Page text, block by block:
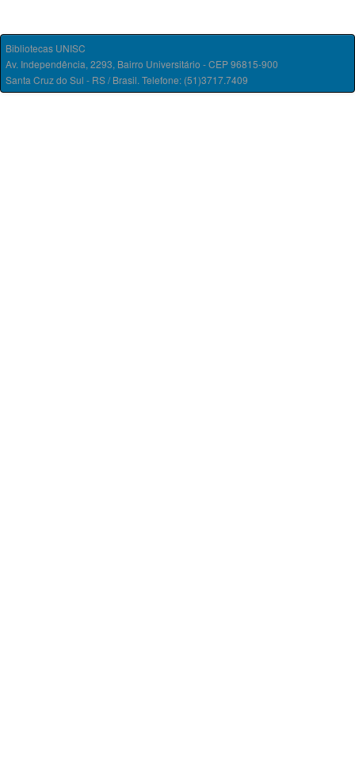
Bibliotecas UNISC
Av. Independência, 2293, Bairro Universitário - CEP 96815-900
Santa Cruz do Sul - RS / Brasil. Telefone: (51)3717.7409